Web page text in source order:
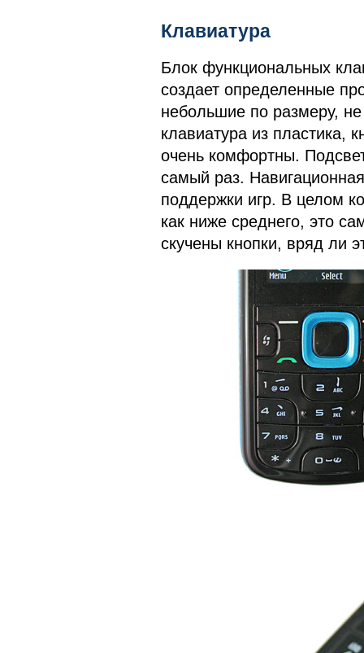
Клавиатура
Блок функциональных
создает определенные
небольшие по размеру,
клавиатура из пластика,
очень комфортны.
самый раз.
поддержки игр. В целом
как ниже среднего, это
скучены кнопки, вряд ли